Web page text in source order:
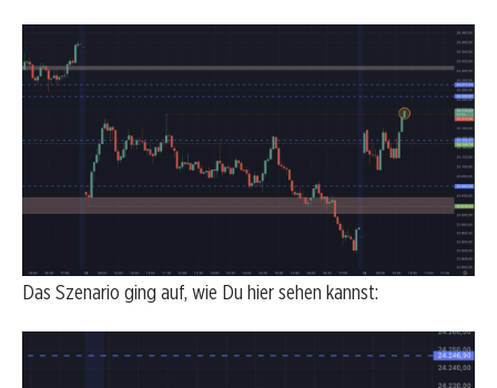
Das Szenario ging auf, wie Du hier sehen kannst: